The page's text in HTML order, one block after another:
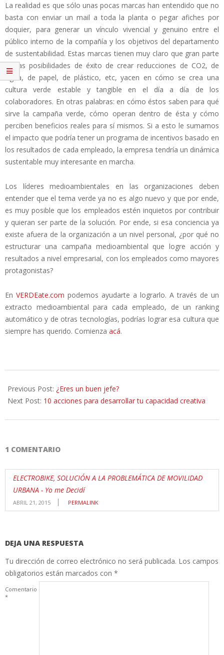
La realidad es que sólo unas pocas marcas han entendido que no
basta con enviar un mail a toda la planta o pegar afiches por
doquier, para generar un vínculo vivencial y genuino entre el
público interno de la compañía y los objetivos del departamento
de sustentabilidad. Estas marcas tienen muy claro que gran parte
de las posibilidades de éxito de crear reducciones de CO2, de
Agua, de papel, de plástico, etc, yacen en cómo se crea una
cultura verde estable y tangible en el día a día de los
colaboradores. En otras palabras: en cómo éstos saben para qué
sirve la campaña verde, cómo operan dentro de ésta y cómo
perciben beneficios reales para sí mismos. Si a esto le sumamos
el impacto que podría tener un programa de incentivos basado en
los resultados de cada empleado, la empresa tendría un dinámica
sustentable muy interesante en marcha.
Los líderes medioambientales en las organizaciones deben
entender que el tema verde ya no es algo nuevo y que por ende,
es muy posible que los empleados estén inquietos por contribuir
y quieran ser parte de la solución. Por ende, si esa conciencia ya
existe afuera de la organización a un nivel personal, ¿por qué no
estructurar una campaña medioambiental que logre acción y
resultados a nivel empresarial, con los empleados como mayores
protagonistas?
En VERDEate.com podemos ayudarte a lograrlo. A través de un
extracto medioambiental para cada empleado, de un ranking
automático y de otras tecnologías, podrías lograr esa cultura que
siempre has querido. Comienza acá.
02-
07
Previous Post: ¿Eres un buen jefe?
Next Post: 10 acciones para desarrollar tu capacidad creativa
1 COMENTARIO
ELECTROBIKE, SOLUCIÓN A LA PROBLEMÁTICA DE MOVILIDAD
URBANA - Yo me Decidí
ABRIL 21, 2015 PERMALINK
DEJA UNA RESPUESTA
Tu dirección de correo electrónico no será publicada. Los campos
obligatorios están marcados con *
Comentario
*